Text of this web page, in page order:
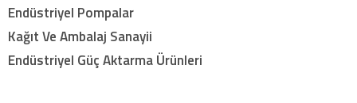
Endüstriyel Pompalar
Kağıt Ve Ambalaj Sanayii
Endüstriyel Güç Aktarma Ürünleri